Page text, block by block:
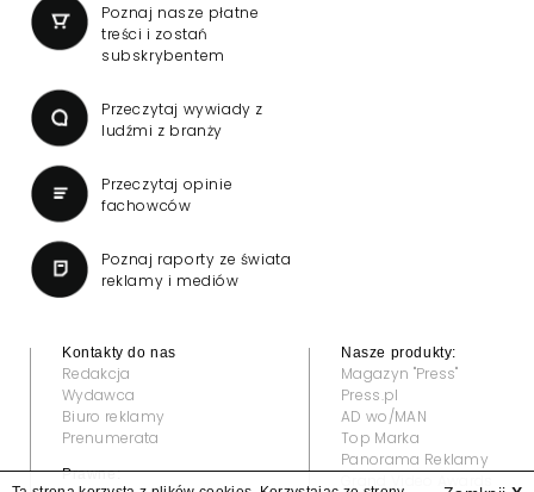
Poznaj nasze płatne
treści i zostań
subskrybentem
Przeczytaj wywiady z
ludźmi z branży
Przeczytaj opinie
fachowców
Poznaj raporty ze świata
reklamy i mediów
Kontakty do nas
Redakcja
Wydawca
Biuro reklamy
Prenumerata
Prawne:
Nasze produkty:
Magazyn "Press"
Press.pl
AD wo/MAN
Top Marka
Panorama Reklamy